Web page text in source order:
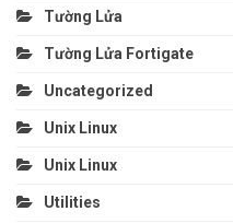
Tường Lửa
Tường Lửa Fortigate
Uncategorized
Unix Linux
Unix Linux
Utilities